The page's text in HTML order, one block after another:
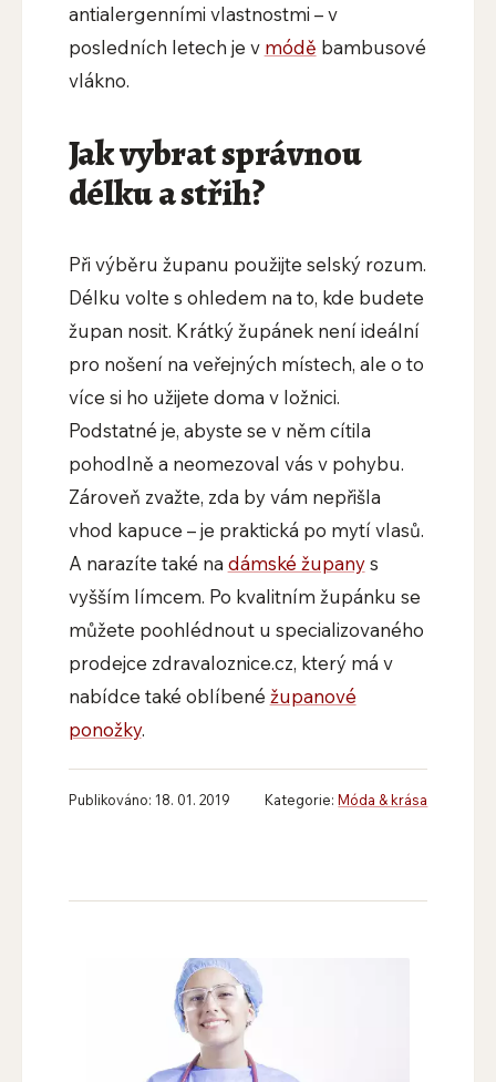
antialergenními vlastnostmi – v
posledních letech je v módě bambusové
vlákno.
Jak vybrat správnou
délku a střih?
Při výběru županu použijte selský rozum.
Délku volte s ohledem na to, kde budete
župan nosit. Krátký župánek není ideální
pro nošení na veřejných místech, ale o to
více si ho užijete doma v ložnici.
Podstatné je, abyste se v něm cítila
pohodlně a neomezoval vás v pohybu.
Zároveň zvažte, zda by vám nepřišla
vhod kapuce – je praktická po mytí vlasů.
A narazíte také na dámské županys
vyšším límcem. Po kvalitním župánku se
můžete poohlédnout u specializovaného
prodejce zdravaloznice.cz, který má v
nabídce také oblíbené županové
ponožky.
Publikováno: 18. 01. 2019 Kategorie:Móda & krása